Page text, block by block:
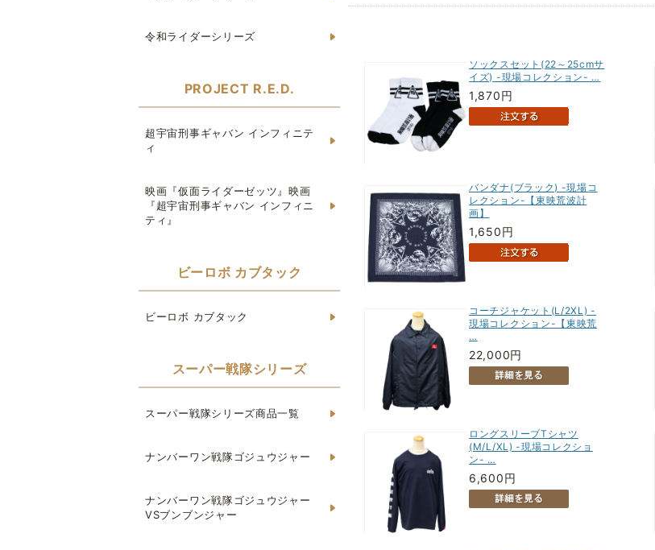
ソックスセット(22～25cmサ
イズ) -現場コレクション- …
1,870円
バンダナ(ブラック) -現場コ
レクション-【東映荒波計
画】
1,650円
コーチジャケット(L/2XL) -
現場コレクション-【東映荒
…
22,000円
ロングスリーブTシャツ
(M/L/XL) -現場コレクショ
ン- …
6,600円
令和ライダーシリーズ
PROJECT R.E.D.
超宇宙刑事ギャバン インフィニテ
ィ
映画『仮面ライダーゼッツ』映画
『超宇宙刑事ギャバン インフィニ
ティ』
ビーロボ カブタック
ビーロボ カブタック
スーパー戦隊シリーズ
スーパー戦隊シリーズ商品一覧
ナンバーワン戦隊ゴジュウジャー
ナンバーワン戦隊ゴジュウジャー
VSブンブンジャー